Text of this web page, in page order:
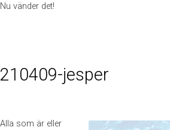
Nu vänder det!
210409-jesper
Alla som är eller